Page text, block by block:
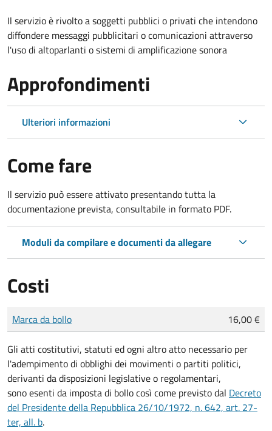
Il servizio è rivolto a soggetti pubblici o privati che intendono
diffondere messaggi pubblicitari o comunicazioni attraverso
l'uso di altoparlanti o sistemi di amplificazione sonora
Approfondimenti
Ulteriori informazioni
Come fare
Il servizio può essere attivato presentando tutta la
documentazione prevista, consultabile in formato PDF.
Moduli da compilare e documenti da allegare
Costi
Tipo di pagamento
Importo
Marca da bollo 16,00 €
Gli atti costitutivi, statuti ed ogni altro atto necessario per
l'adempimento di obblighi dei movimenti o partiti politici,
derivanti da disposizioni legislative o regolamentari,
sono esenti da imposta di bollo così come previsto dal Decreto
del Presidente della Repubblica 26/10/1972, n. 642, art. 27-
ter, all. b.